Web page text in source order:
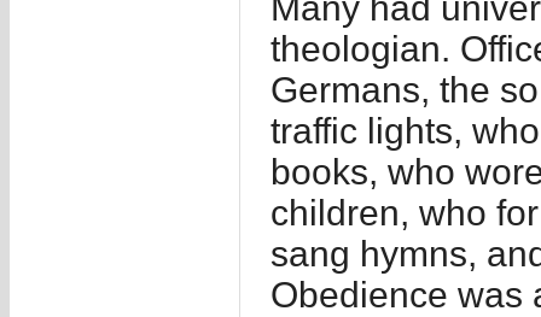
theologian.
Germans, the
traffic lights,
books, who
children, who
sang hymns,
Obedience was